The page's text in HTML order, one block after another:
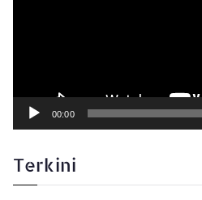
00:00
Terkini